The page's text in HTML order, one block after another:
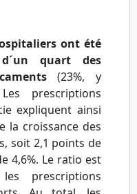
ont été
quart des
(23%, y
prescriptions
expliquent ainsi
la croissance des
soit 2,1 points de
4,6%. Le ratio est
prescriptions